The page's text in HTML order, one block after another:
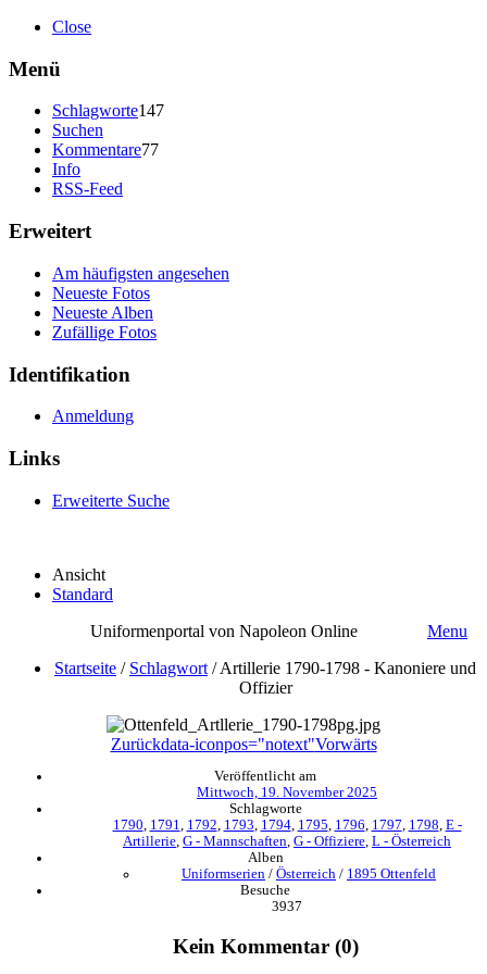
Close
Menü
Schlagworte147
Suchen
Kommentare77
Info
RSS-Feed
Erweitert
Am häufigsten angesehen
Neueste Fotos
Neueste Alben
Zufällige Fotos
Identifikation
Anmeldung
Links
Erweiterte Suche
Ansicht
Standard
Uniformenportal von Napoleon Online
Menu
Startseite / Schlagwort /Artillerie 1790-1798 - Kanoniere und
Offizier
Zurückdata-iconpos="notext"Vorwärts
Veröffentlicht am
Mittwoch, 19. November 2025
Schlagworte
1790 1791 1792 1793 1794, 1795 1796 1797 1798 E -
Artillerie G - Mannschaften G - Offiziere L - Österreich
Alben
Uniformserien / Österreich / 1895 Ottenfeld
Besuche
3937
Kein Kommentar (0)